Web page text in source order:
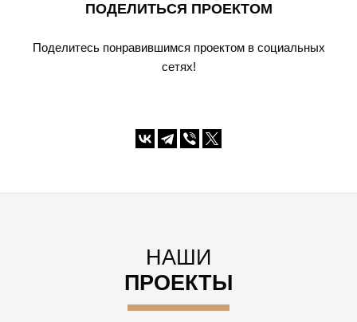
ПОДЕЛИТЬСЯ ПРОЕКТОМ
Поделитесь понравившимся проектом в социальных
сетях!
НАШИ
ПРОЕКТЫ